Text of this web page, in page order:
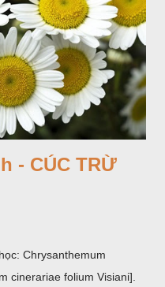
- CÚC TRỪ
Chrysanthemum
cinerariae folium Visiani].